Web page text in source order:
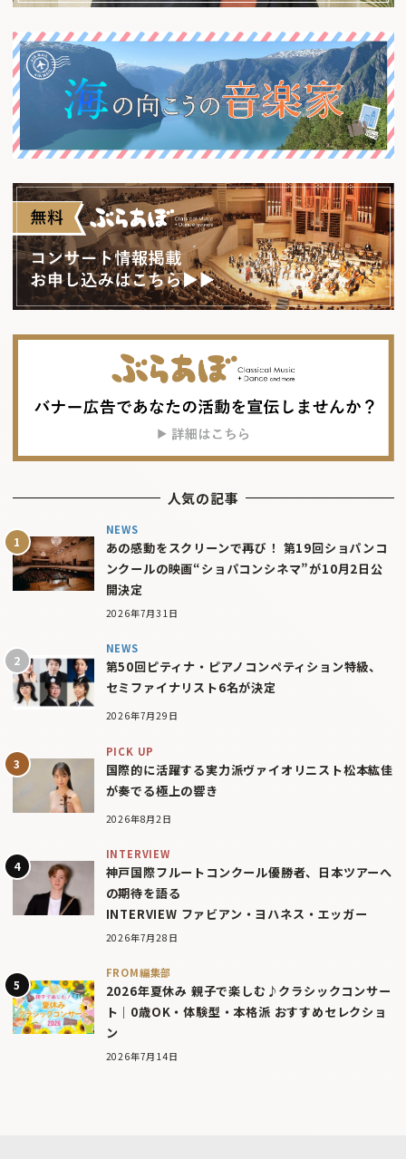
人気の記事
NEWS
あの感動をスクリーンで再び！ 第19回ショパンコ
ンクールの映画“ショパコンシネマ”が10月2日公
開決定
2026年7月31日
NEWS
第50回ピティナ・ピアノコンペティション特級、
セミファイナリスト6名が決定
2026年7月29日
PICK UP
国際的に活躍する実力派ヴァイオリニスト松本紘佳
が奏でる極上の響き
2026年8月2日
INTERVIEW
神戸国際フルートコンクール優勝者、日本ツアーへ
の期待を語る
INTERVIEW ファビアン・ヨハネス・エッガー
2026年7月28日
FROM編集部
2026年夏休み 親子で楽しむ♪クラシックコンサー
ト｜0歳OK・体験型・本格派 おすすめセレクショ
ン
2026年7月14日